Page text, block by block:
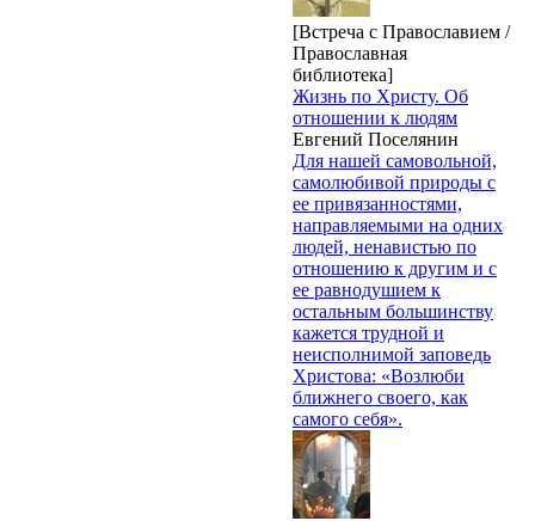
[Встреча с Православием /
Православная
библиотека]
Жизнь по Христу. Об
отношении к людям
Евгений Поселянин
Для нашей самовольной,
самолюбивой природы с
ее привязанностями,
направляемыми на одних
людей, ненавистью по
отношению к другим и с
ее равнодушием к
остальным большинству
кажется трудной и
неисполнимой заповедь
Христова: «Возлюби
ближнего своего, как
самого себя».